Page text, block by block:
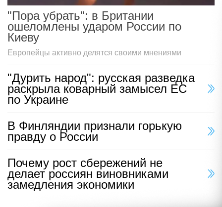
"Пора убрать": в Британии
ошеломлены ударом России по
Киеву
Европейцы активно делятся своими мнениями
"Дурить народ": русская разведка
раскрыла коварный замысел ЕС
по Украине
В Финляндии признали горькую
правду о России
Почему рост сбережений не
делает россиян виновниками
замедления экономики